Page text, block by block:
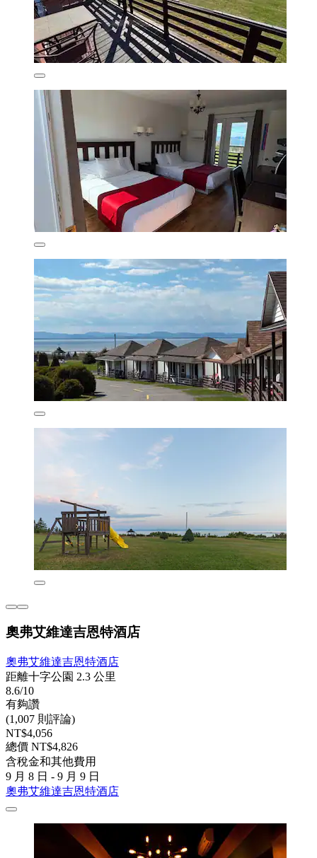
奧弗艾維達吉恩特酒店
奧弗艾維達吉恩特酒店
距離十字公園 2.3 公里
8.6/10
有夠讚
(1,007 則評論)
NT$4,056
總價 NT$4,826
含稅金和其他費用
9 月 8 日 - 9 月 9 日
奧弗艾維達吉恩特酒店